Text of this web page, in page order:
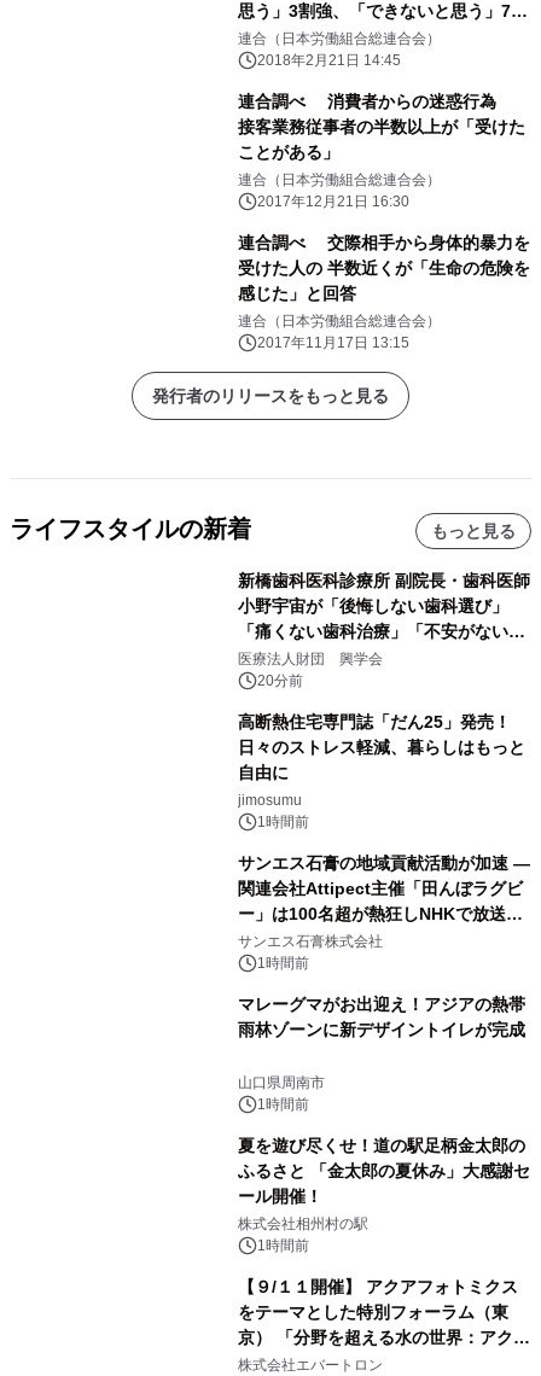
思う」3割強、「できないと思う」7割
弱
連合（日本労働組合総連合会）
2018年2月21日 14:45
連合調べ 消費者からの迷惑行為
接客業務従事者の半数以上が「受けた
ことがある」
連合（日本労働組合総連合会）
2017年12月21日 16:30
連合調べ 交際相手から身体的暴力を
受けた人の 半数近くが「生命の危険を
感じた」と回答
連合（日本労働組合総連合会）
2017年11月17日 13:15
発行者のリリースをもっと見る
ライフスタイルの新着 もっと見る
新橋歯科医科診療所 副院長・歯科医師
小野宇宙が「後悔しない歯科選び」
「痛くない歯科治療」「不安がない治
療計画」をテーマに専門監修
医療法人財団 興学会
20分前
高断熱住宅専門誌「だん25」発売！
日々のストレス軽減、暮らしはもっと
自由に
jimosumu
1時間前
サンエス石膏の地域貢献活動が加速 ―
関連会社Attipect主催「田んぼラグビ
ー」は100名超が熱狂しNHKで放送さ
れました。
サンエス石膏株式会社
1時間前
マレーグマがお出迎え！アジアの熱帯
雨林ゾーンに新デザイントイレが完成
山口県周南市
1時間前
夏を遊び尽くせ！道の駅足柄金太郎の
ふるさと 「金太郎の夏休み」大感謝セ
ール開催！
株式会社相州村の駅
1時間前
【９/１１開催】 アクアフォトミクス
をテーマとした特別フォーラム（東
京） 「分野を超える水の世界：アクア
フォトミクスが切り拓く新しい科学の
株式会社エバートロン